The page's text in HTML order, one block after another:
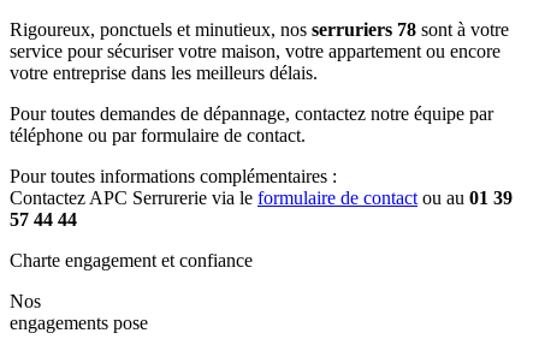
Rigoureux, ponctuels et minutieux, nos serruriers 78 sont à votre
service pour sécuriser votre maison, votre appartement ou encore
votre entreprise dans les meilleurs délais.
Pour toutes demandes de dépannage, contactez notre équipe par
téléphone ou par formulaire de contact.
Pour toutes informations complémentaires :
Contactez APC Serrurerie via le formulaire de contact ou au 01 39
57 44 44
Charte engagement et confiance
Nos
engagements pose